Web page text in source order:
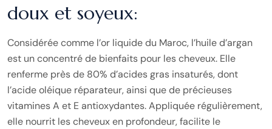
doux et soyeux:
Considérée comme l’or liquide du Maroc, l’huile d’argan
est un concentré de bienfaits pour les cheveux. Elle
renferme près de 80% d’acides gras insaturés, dont
l’acide oléique réparateur, ainsi que de précieuses
vitamines A et E antioxydantes. Appliquée régulièrement,
elle nourrit les cheveux en profondeur, facilite le